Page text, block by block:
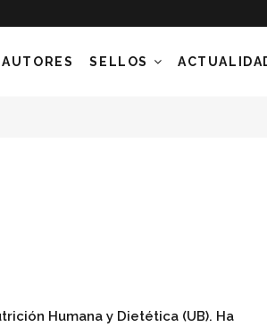
AUTORES SELLOS
Humana y Dietética (UB). Ha